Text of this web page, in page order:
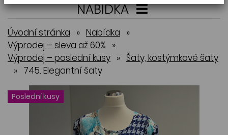
NABÍDKA
Úvodní stránka » Nabídka »
Výprodej – sleva až 60% »
Výprodej – poslední kusy » Šaty, kostýmkové šaty
» 745. Elegantní šaty
Poslední kusy